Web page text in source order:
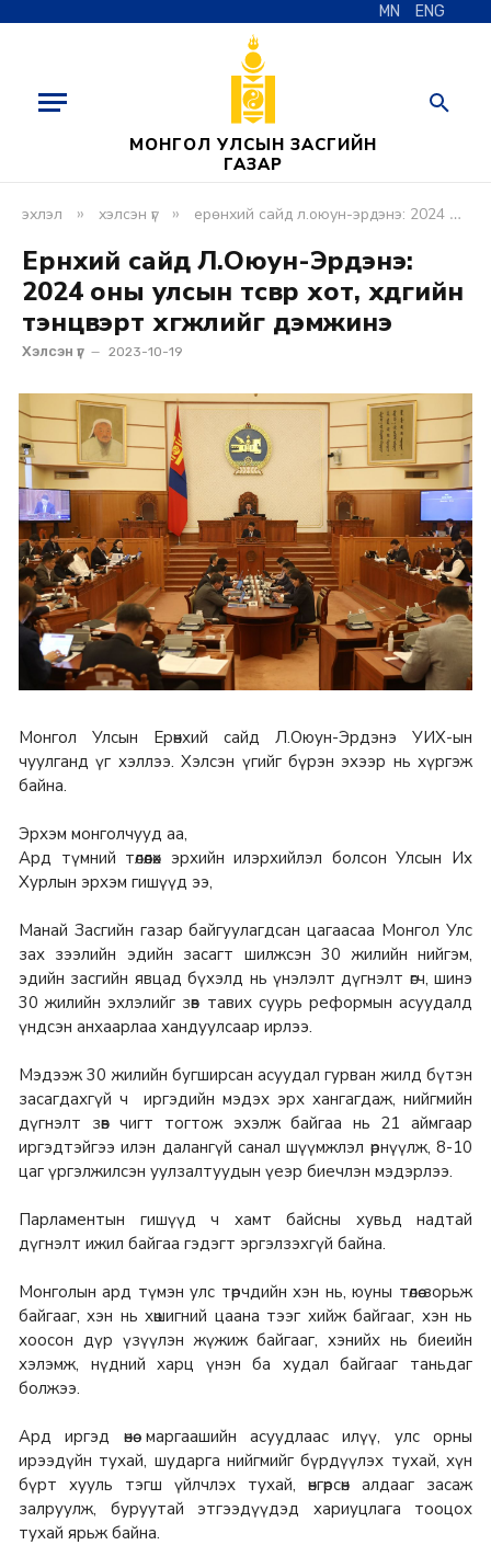
MN ENG
МОНГОЛ УЛСЫН ЗАСГИЙН
ГАЗАР
эхлэл » хэлсэн үг » ерөнхий сайд л.оюун-эрдэнэ: 2024 оны улсын төсвөөр хот, хөдөөгийн тэнцвэрт хөгжлийг дэмжинэ
Ерөнхий сайд Л.Оюун-Эрдэнэ:
2024 оны улсын төсвөөр хот, хөдөөгийн
тэнцвэрт хөгжлийг дэмжинэ
Хэлсэн үг 2023-10-19
Монгол Улсын Ерөнхий сайд Л.Оюун-Эрдэнэ УИХ-ын
чуулганд үг хэллээ. Хэлсэн үгийг бүрэн эхээр нь хүргэж
байна.
Эрхэм монголчууд аа,
Ард түмний төлөөлөх эрхийн илэрхийлэл болсон Улсын Их
Хурлын эрхэм гишүүд ээ,
Манай Засгийн газар байгуулагдсан цагаасаа Монгол Улс
зах зээлийн эдийн засагт шилжсэн 30 жилийн нийгэм,
эдийн засгийн явцад бүхэлд нь үнэлэлт дүгнэлт өгч, шинэ
30 жилийн эхлэлийг зөв тавих суурь реформын асуудалд
үндсэн анхаарлаа хандуулсаар ирлээ.
Мэдээж 30 жилийн бугширсан асуудал гурван жилд бүтэн
засагдахгүй ч иргэдийн мэдэх эрх хангагдаж, нийгмийн
дүгнэлт зөв чигт тогтож эхэлж байгаа нь 21 аймгаар
иргэдтэйгээ илэн далангүй санал шүүмжлэл өрнүүлж, 8-10
цаг үргэлжилсэн уулзалтуудын үеэр биечлэн мэдэрлээ.
Парламентын гишүүд ч хамт байсны хувьд надтай
дүгнэлт ижил байгаа гэдэгт эргэлзэхгүй байна.
Монголын ард түмэн улс төрчдийн хэн нь, юуны төлөө зорьж
байгааг, хэн нь хөшигний цаана тээг хийж байгааг, хэн нь
хоосон дүр үзүүлэн жүжиж байгааг, хэнийх нь биеийн
хэлэмж, нүдний харц үнэн ба худал байгааг таньдаг
болжээ.
Ард иргэд өнөө маргаашийн асуудлаас илүү, улс орны
ирээдүйн тухай, шударга нийгмийг бүрдүүлэх тухай, хүн
бүрт хууль тэгш үйлчлэх тухай, өнгөрсөн алдааг засаж
залруулж, буруутай этгээдүүдэд хариуцлага тооцох
тухай ярьж байна.